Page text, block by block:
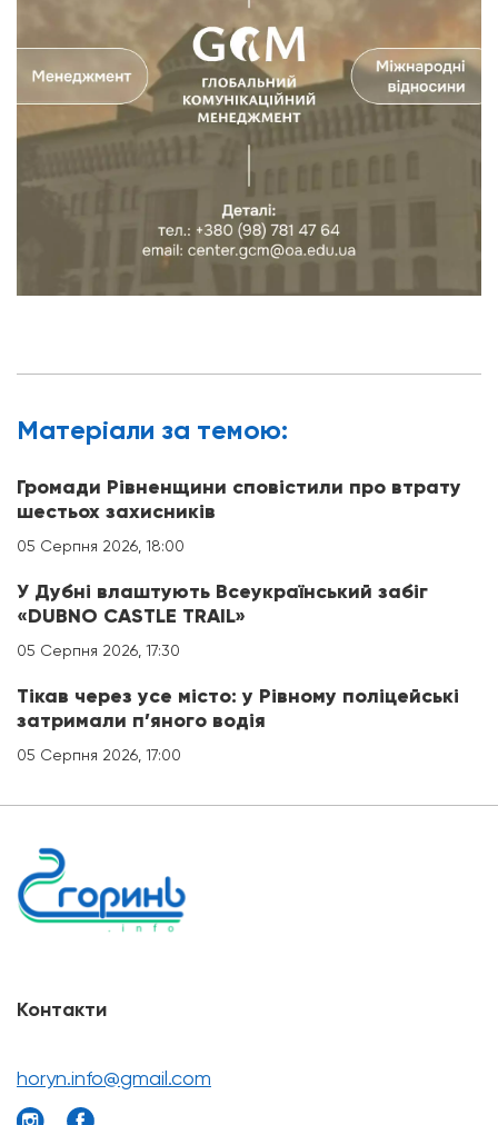
Матерiали за темою:
Громади Рівненщини сповістили про втрату
шестьох захисників
05 Серпня 2026, 18:00
У Дубні влаштують Всеукраїнський забіг
«DUBNO CASTLE TRAIL»
05 Серпня 2026, 17:30
Тікав через усе місто: у Рівному поліцейські
затримали п’яного водія
05 Серпня 2026, 17:00
Контакти
horyn.info@gmail.com